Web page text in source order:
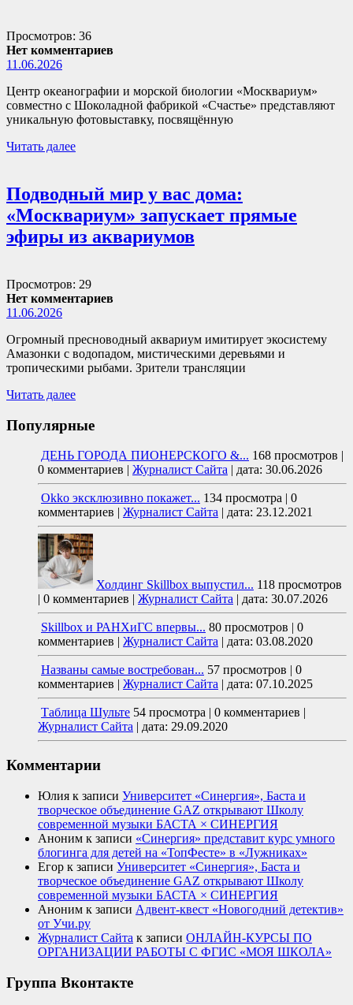
Просмотров: 36
Нет комментариев
11.06.2026
Центр океанографии и морской биологии «Москвариум»
совместно с Шоколадной фабрикой «Счастье» представляют
уникальную фотовыставку, посвящённую
Читать далее
Подводный мир у вас дома:
«Москвариум» запускает прямые
эфиры из аквариумов
Просмотров: 29
Нет комментариев
11.06.2026
Огромный пресноводный аквариум имитирует экосистему
Амазонки с водопадом, мистическими деревьями и
тропическими рыбами. Зрители трансляции
Читать далее
Популярные
ДЕНЬ ГОРОДА ПИОНЕРСКОГО &... 168 просмотров
0 комментариев
Журналист Сайта дата: 30.06.2026
Okko эксклюзивно покажет... 134 просмотра
0
комментариев
Журналист Сайта дата: 23.12.2021
Холдинг Skillbox выпустил... 118 просмотров
0 комментариев Журналист Сайта дата: 30.07.2026
Skillbox и РАНХиГС впервы... 80 просмотров
0
комментариев
Журналист Сайта дата: 03.08.2020
Названы самые востребован... 57 просмотров
0
комментариев
Журналист Сайта дата: 07.10.2025
Таблица Шульте 54 просмотра 0 комментариев
Журналист Сайта
дата: 29.09.2020
Комментарии
Юлия к записи Университет «Синергия», Баста и
творческое объединение GAZ открывают Школу
современной музыки БАСТА × СИНЕРГИЯ
Аноним к записи «Синергия» представит курс умного
блогинга для детей на «ТопФесте» в «Лужниках»
Егор к записи Университет «Синергия», Баста и
творческое объединение GAZ открывают Школу
современной музыки БАСТА × СИНЕРГИЯ
Аноним к записи Адвент-квест «Новогодний детектив»
от Учи.ру
Журналист Сайта к записи ОНЛАЙН-КУРСЫ ПО
ОРГАНИЗАЦИИ РАБОТЫ С ФГИС «МОЯ ШКОЛА»
Группа Вконтакте